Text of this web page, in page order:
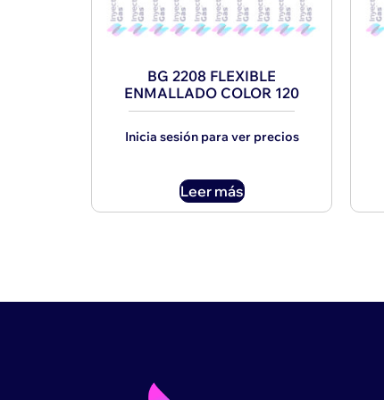
BG 2208 FLEXIBLE
ENMALLADO COLOR 120
Inicia sesión para ver precios
Leer más